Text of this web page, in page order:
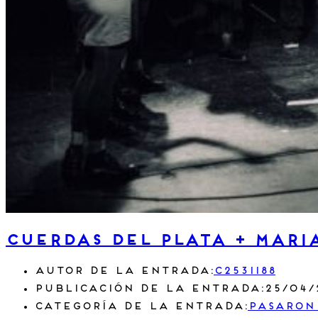
Cuerdas del Plata +
Autor de la entrada: c2531188
Publicación de la entrada: 25/04/
Categoría de la entrada: